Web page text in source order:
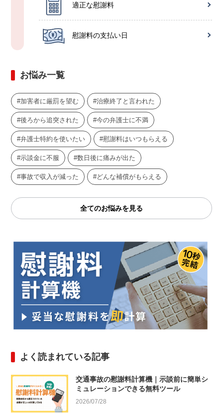
適正な慰謝料
慰謝料の支払い日
お悩み一覧
加害者に厳罰を望む 治療終了と言われた
後ろから追突された 今の弁護士に不満
弁護士特約を使いたい 慰謝料はいつもらえる
示談金に不服 数日後に痛みが出た
事故で収入が減った どんな補償がもらえる
全てのお悩みを見る
よく読まれている記事
交通事故の慰謝料計算機｜示談前に簡単シ
ミュレーションできる無料ツール
2026/07/28